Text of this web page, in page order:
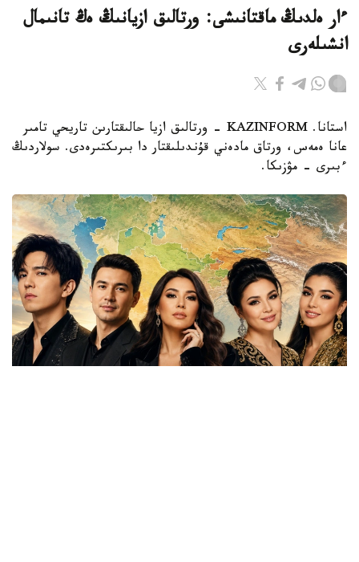
ءار ەلدىڭ ماقتانىشى: ورتالىق ازيانىڭ ەڭ تانىمال
انشىلەرى
استانا. KAZINFORM - ورتالىق ازيا حالىقتارىن تاريحي تامىر
عانا ەمەس، ورتاق مادەني قۇندىلىقتار دا بىرىكتىرەدى. سولاردىڭ
ءبىرى – مۋزىكا.